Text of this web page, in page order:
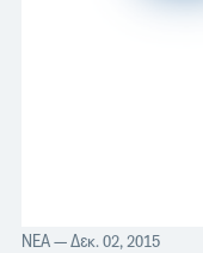
ΝΈΑ— Δεκ. 02, 2015